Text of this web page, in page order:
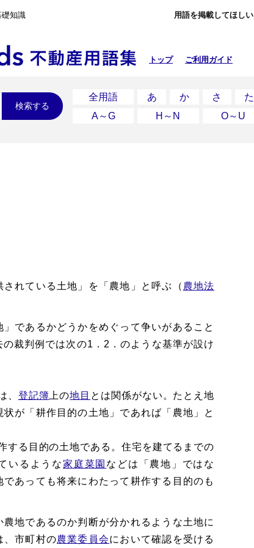
知識 用語を掲載してほしい
トップ ご利用ガイド
検索する
全用語 あ か さ た
A～G
H～N O～U
れている土地」を「農地」と呼ぶ（ 農地法
であるかどうかをめぐって争いがあること
裁判例では次の1．2．のような基準が設け
、 登記簿 上の地目 とは関係がない。たとえ地
が「耕作目的の土地」であれば「農地」と
する目的の土地である。住宅を建てるまでの
いるような家庭菜園 などは「農地」ではな
あっても将来にわたって耕作する目的のも
地であるのか判断が分かれるような土地に
、市町村の農業委員会において確認を受ける